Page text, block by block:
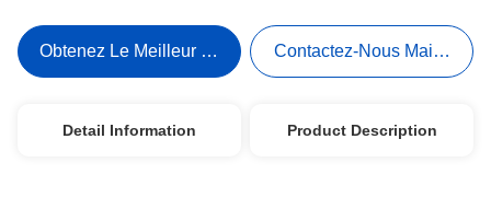
Obtenez Le Meilleur Prix Contactez-Nous Maintenant
Detail Information Product Description